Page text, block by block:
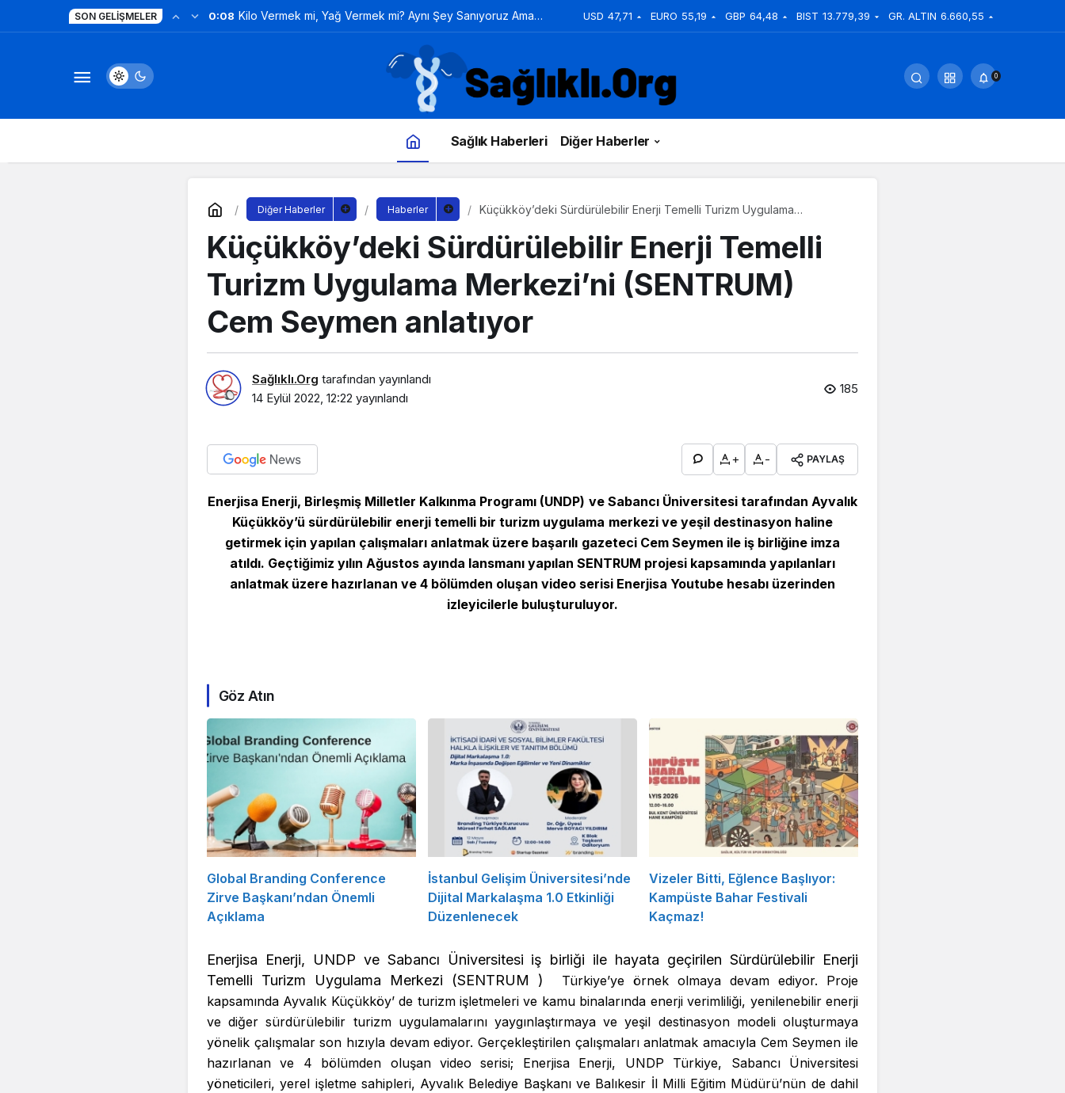
SON GELIŞMELER 0:08 Kilo Vermek mi, Yağ Vermek mi? Aynı Şey Sanıyoruz Ama USD 47,71 EURO 55,19 GBP 64,48 BIST 13.779,39 GR. ALTIN 6.660,55
0
Sağlık Haberleri Diğer Haberler
Diğer Haberler Haberler
Küçükköy’deki Sürdürülebilir Enerji Temelli Turizm Uygulama
Küçükköy’deki Sürdürülebilir Enerji Temelli
Turizm Uygulama Merkezi’ni (SENTRUM)
Cem Seymen anlatıyor
Sağlıklı.Org tarafından yayınlandı
14 Eylül 2022, 12:22 yayınlandı
185
+ - PAYLAŞ
Enerjisa Enerji, Birleşmiş Milletler Kalkınma Programı (UNDP) ve Sabancı Üniversitesi tarafından Ayvalık
Küçükköy’ü sürdürülebilir enerji temelli bir turizm uygulama merkezi ve yeşil destinasyon haline
getirmek için yapılan çalışmaları anlatmak üzere başarılı gazeteci Cem Seymen ile iş birliğine imza
atıldı. Geçtiğimiz yılın Ağustos ayında lansmanı yapılan SENTRUM projesi kapsamında yapılanları
anlatmak üzere hazırlanan ve 4 bölümden oluşan video serisi Enerjisa Youtube hesabı üzerinden
izleyicilerle buluşturuluyor.
Göz Atın
Global Branding Conference
Zirve Başkanı’ndan Önemli
Açıklama
İstanbul Gelişim Üniversitesi’nde
Dijital Markalaşma 1.0 Etkinliği
Düzenlenecek
Vizeler Bitti, Eğlence Başlıyor:
Kampüste Bahar Festivali
Kaçmaz!
Enerjisa Enerji, UNDP ve Sabancı Üniversitesi iş birliği ile hayata geçirilen Sürdürülebilir Enerji
Temelli Turizm Uygulama Merkezi (SENTRUM ) Türkiye’ye örnek olmaya devam ediyor. Proje
kapsamında Ayvalık Küçükköy’ de turizm işletmeleri ve kamu binalarında enerji verimliliği, yenilenebilir enerji
ve diğer sürdürülebilir turizm uygulamalarını yaygınlaştırmaya ve yeşil destinasyon modeli oluşturmaya
yönelik çalışmalar son hızıyla devam ediyor. Gerçekleştirilen çalışmaları anlatmak amacıyla Cem Seymen ile
hazırlanan ve 4 bölümden oluşan video serisi; Enerjisa Enerji, UNDP Türkiye, Sabancı Üniversitesi
yöneticileri, yerel işletme sahipleri, Ayvalık Belediye Başkanı ve Balıkesir İl Milli Eğitim Müdürü’nün de dahil